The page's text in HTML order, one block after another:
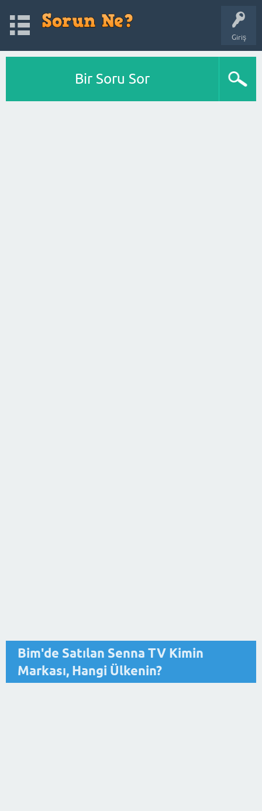
Giriş
Bir Soru Sor
Bim'de Satılan Senna TV Kimin
Markası, Hangi Ülkenin?